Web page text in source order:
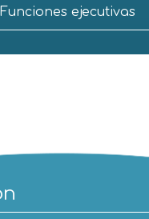
Funciones ejecutivas